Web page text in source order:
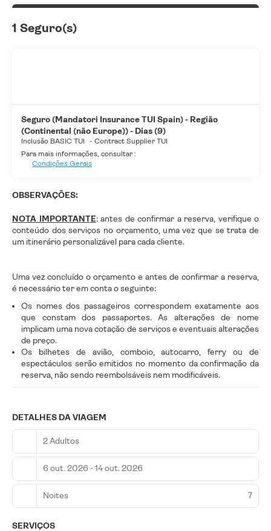
1 Seguro(s)
Seguro (Mandatori Insurance TUI Spain) - Região
(Continental (não Europe)) - Dias (9)
Inclusão BASIC TUI - Contract Supplier TUI
Para mais informações, consultar :
Condições Gerais
OBSERVAÇÕES:
NOTA IMPORTANTE: antes de confirmar a reserva, verifique o
conteúdo dos serviços no orçamento, uma vez que se trata de
um itinerário personalizável para cada cliente.
Uma vez concluído o orçamento e antes de confirmar a reserva,
é necessário ter em conta o seguinte:
Os nomes dos passageiros correspondem exatamente aos
que constam dos passaportes. As alterações de nome
implicam uma nova cotação de serviços e eventuais alterações
de preço.
Os bilhetes de avião, comboio, autocarro, ferry ou de
espectáculos serão emitidos no momento da confirmação da
reserva, não sendo reembolsáveis nem modificáveis.
DETALHES DA VIAGEM
2 Adultos
6 out. 2026 - 14 out. 2026
Noites 7
SERVIÇOS